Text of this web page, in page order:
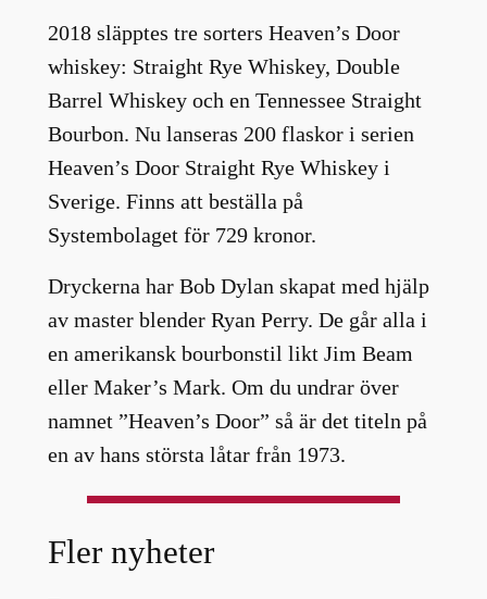
2018 släpptes tre sorters Heaven’s Door
whiskey: Straight Rye Whiskey, Double
Barrel Whiskey och en Tennessee Straight
Bourbon. Nu lanseras 200 flaskor i serien
Heaven’s Door Straight Rye Whiskey i
Sverige. Finns att beställa på
Systembolaget för 729 kronor.
Dryckerna har Bob Dylan skapat med hjälp
av master blender Ryan Perry. De går alla i
en amerikansk bourbonstil likt Jim Beam
eller Maker’s Mark. Om du undrar över
namnet ”Heaven’s Door” så är det titeln på
en av hans största låtar från 1973.
Fler nyheter